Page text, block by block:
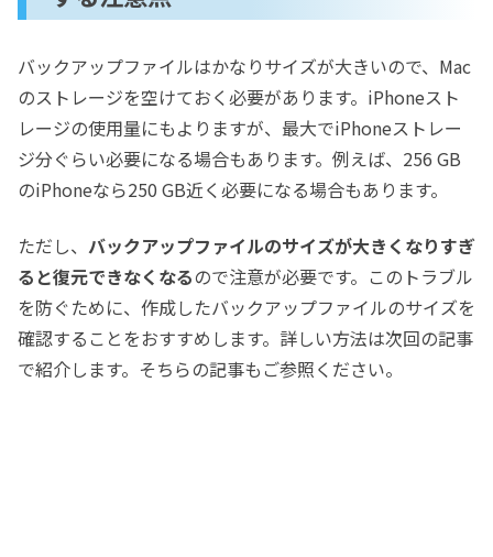
バックアップファイルはかなりサイズが大きいので、Mac
のストレージを空けておく必要があります。iPhoneスト
レージの使用量にもよりますが、最大でiPhoneストレー
ジ分ぐらい必要になる場合もあります。例えば、256 GB
のiPhoneなら250 GB近く必要になる場合もあります。
ただし、 バックアップファイルのサイズが大きくなりすぎ
ると復元できなくなるので注意が必要です。このトラブル
を防ぐために、作成したバックアップファイルのサイズを
確認することをおすすめします。詳しい方法は次回の記事
で紹介します。そちらの記事もご参照ください。